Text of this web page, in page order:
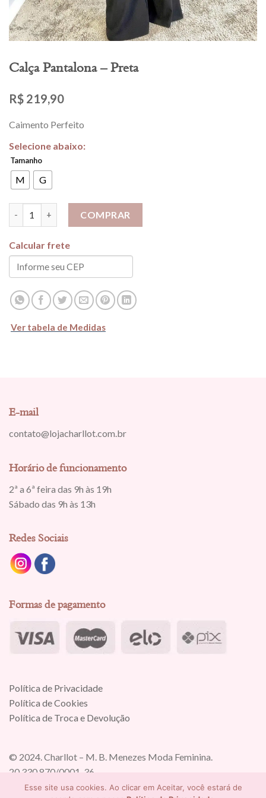
Calça Pantalona – Preta
R$ 219,90
Caimento Perfeito
Tamanho
M G
COMPRAR
Calcular frete
Ver tabela de Medidas
E-mail
contato@lojacharllot.com.br
Horário de funcionamento
2ª a 6ª feira das 9h às 19h
Sábado das 9h às 13h
Redes Sociais
Formas de pagamento
Política de Privacidade
Política de Cookies
Política de Troca e Devolução
© 2024. Charllot – M. B. Menezes Moda Feminina.
20.330.870/0001-36
Todos os direitos reservados.
Esse site usa cookies. Ao clicar em Aceitar, você estará de